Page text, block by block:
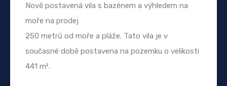
Nově postavená vila s bazénem a výhledem na
moře na prodej
250 metrů od moře a pláže. Tato vila je v
současné době postavena na pozemku o velikosti
441 m².